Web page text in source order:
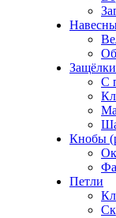
С
Кнобы
Петли